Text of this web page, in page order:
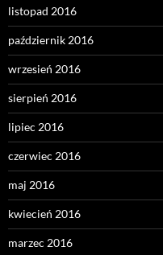
listopad 2016
październik 2016
wrzesień 2016
sierpień 2016
lipiec 2016
czerwiec 2016
maj 2016
kwiecień 2016
marzec 2016